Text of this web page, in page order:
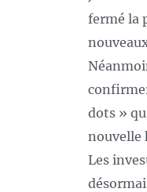
fermé la
dots »
nouvelle
Les